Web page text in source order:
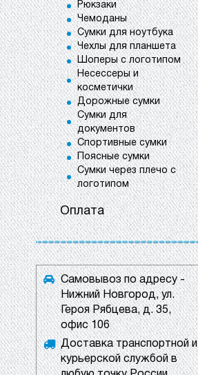
Рюкзаки
Чемоданы
Сумки для ноутбука
Чехлы для планшета
Шоперы с логотипом
Несессеры и
косметички
Дорожные сумки
Сумки для
документов
Спортивные сумки
Поясные сумки
Сумки через плечо с
логотипом
Оплата
Самовывоз по адресу -
Нижний Новгород, ул.
Героя Рябцева, д. 35,
офис 106
Доставка транспортной и
курьерской службой в